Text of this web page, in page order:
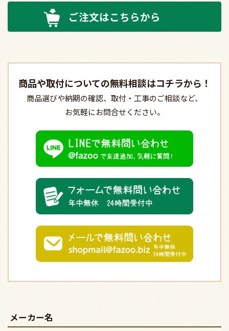
ご注文はこちらから
商品や取付についての無料相談はコチラから！
商品選びや納期の確認、 取付・工事のご相談など、
お気軽にお問合せください。
メーカー名